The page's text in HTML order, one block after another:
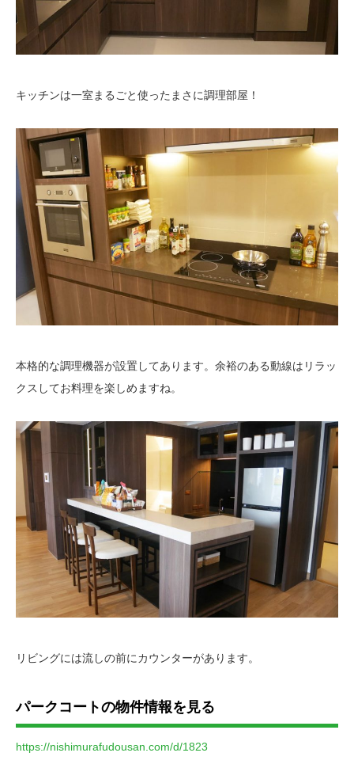
キッチンは一室まるごと使ったまさに調理部屋！
本格的な調理機器が設置してあります。余裕のある動線はリラッ
クスしてお料理を楽しめますね。
リビングには流しの前にカウンターがあります。
パークコートの物件情報を見る
https://nishimurafudousan.com/d/1823